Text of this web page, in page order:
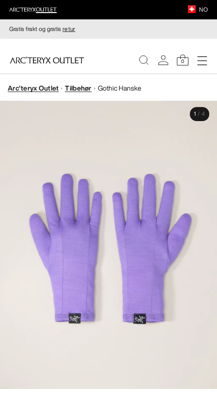
NO
Gratis frakt og gratisretur
0
DAMER
Arc'teryx Outlet Tilbehør Gothic Hanske
1 / 4